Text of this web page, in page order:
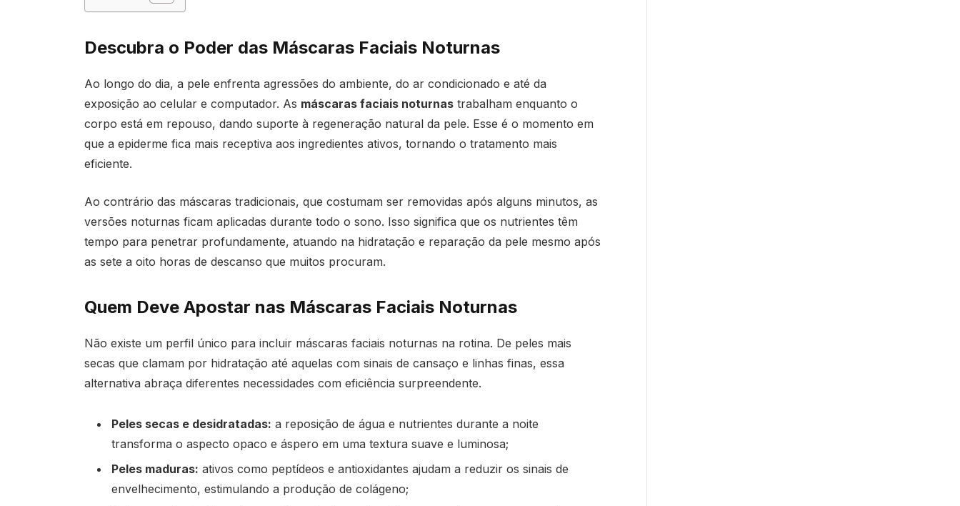
Descubra o Poder das Máscaras Faciais Noturnas
Ao longo do dia, a pele enfrenta agressões do ambiente, do ar condicionado e até da
exposição ao celular e computador. As máscaras faciais noturnastrabalham enquanto o
corpo está em repouso, dando suporte à regeneração natural da pele. Esse é o momento em
que a epiderme fica mais receptiva aos ingredientes ativos, tornando o tratamento mais
eficiente.
Ao contrário das máscaras tradicionais, que costumam ser removidas após alguns minutos, as
versões noturnas ficam aplicadas durante todo o sono. Isso significa que os nutrientes têm
tempo para penetrar profundamente, atuando na hidratação e reparação da pele mesmo após
as sete a oito horas de descanso que muitos procuram.
Quem Deve Apostar nas Máscaras Faciais Noturnas
Não existe um perfil único para incluir máscaras faciais noturnas na rotina. De peles mais
secas que clamam por hidratação até aquelas com sinais de cansaço e linhas finas, essa
alternativa abraça diferentes necessidades com eficiência surpreendente.
Peles secas e desidratadas: a reposição de água e nutrientes durante a noite
transforma o aspecto opaco e áspero em uma textura suave e luminosa;
Peles maduras: ativos como peptídeos e antioxidantes ajudam a reduzir os sinais de
envelhecimento, estimulando a produção de colágeno;